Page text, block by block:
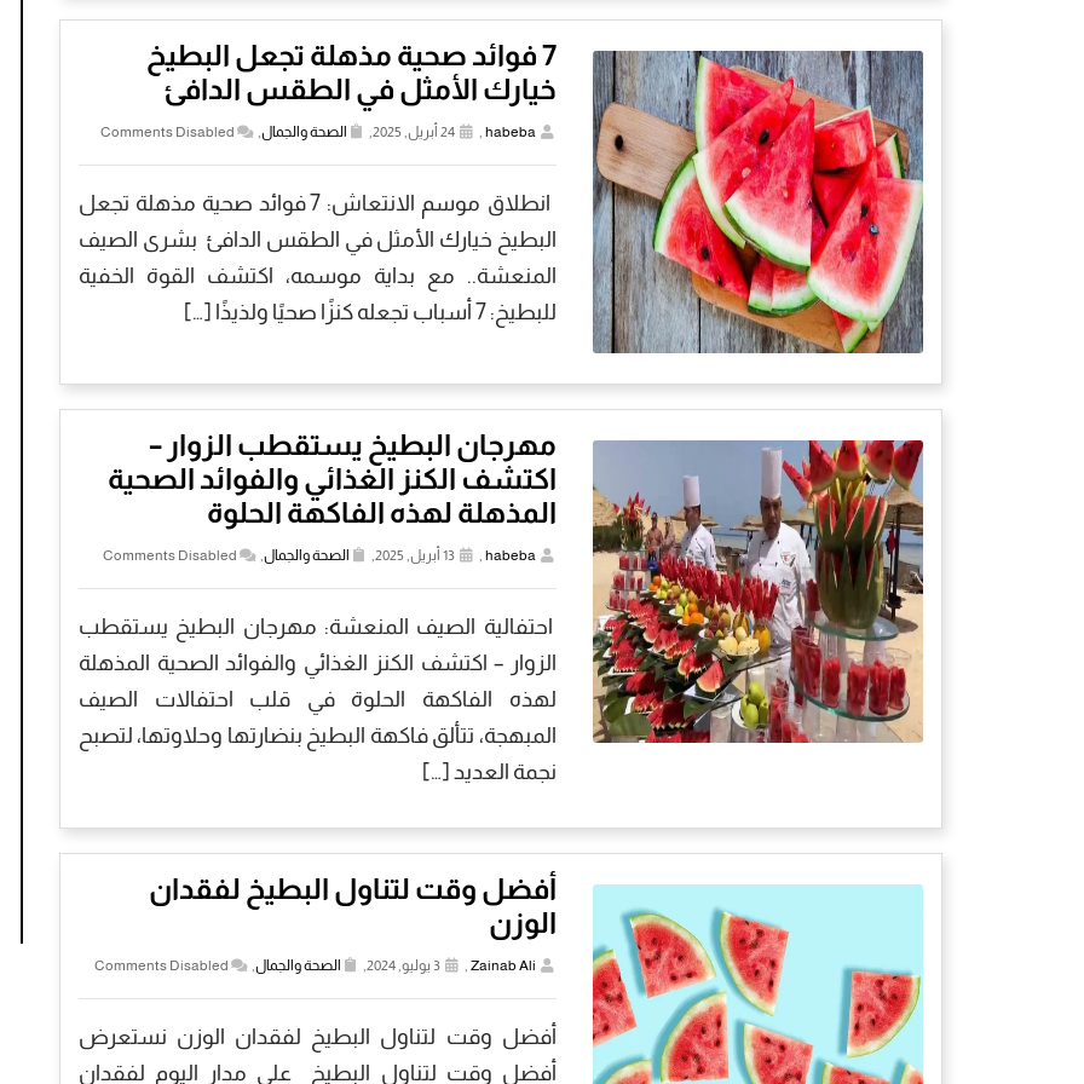
7 فوائد صحية مذهلة تجعل البطيخ
خيارك الأمثل في الطقس الدافئ
habeba
, 24 أبريل, 2025, الصحة والجمال,
Comments Disabled
انطلاق موسم الانتعاش: 7 فوائد صحية مذهلة تجعل
البطيخ خيارك الأمثل في الطقس الدافئ بشرى الصيف
المنعشة.. مع بداية موسمه، اكتشف القوة الخفية
للبطيخ: 7 أسباب تجعله كنزًا صحيًا ولذيذًا […]
مهرجان البطيخ يستقطب الزوار –
اكتشف الكنز الغذائي والفوائد الصحية
المذهلة لهذه الفاكهة الحلوة
habeba
, 13 أبريل, 2025, الصحة والجمال,
Comments Disabled
احتفالية الصيف المنعشة: مهرجان البطيخ يستقطب
الزوار – اكتشف الكنز الغذائي والفوائد الصحية المذهلة
لهذه الفاكهة الحلوة في قلب احتفالات الصيف
المبهجة، تتألق فاكهة البطيخ بنضارتها وحلاوتها، لتصبح
نجمة العديد […]
أفضل وقت لتناول البطيخ لفقدان
الوزن
Zainab Ali
, 3 يوليو, 2024, الصحة والجمال,
Comments Disabled
أفضل وقت لتناول البطيخ لفقدان الوزن نستعرض
أفضل وقت لتناول البطيخ على مدار اليوم لفقدان